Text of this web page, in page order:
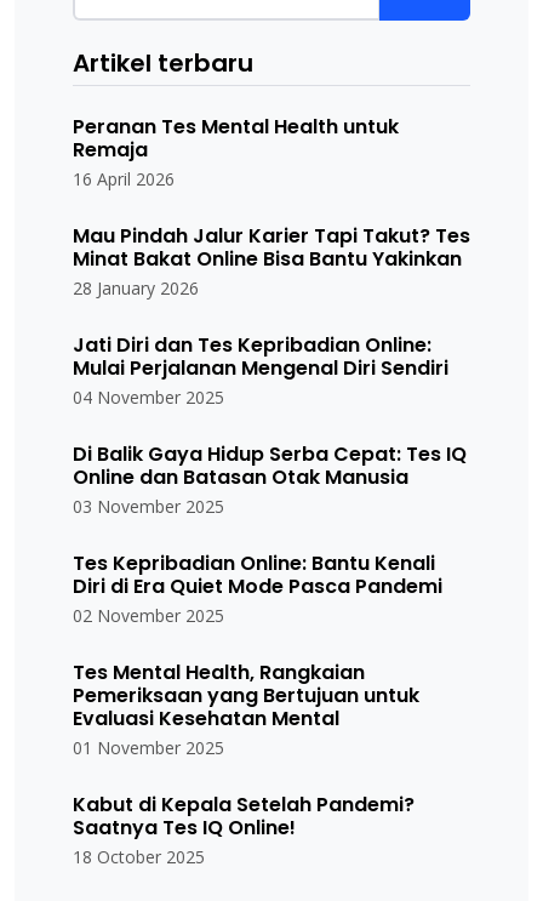
Artikel terbaru
Peranan Tes Mental Health untuk
Remaja
16 April 2026
Mau Pindah Jalur Karier Tapi Takut? Tes
Minat Bakat Online Bisa Bantu Yakinkan
28 January 2026
Jati Diri dan Tes Kepribadian Online:
Mulai Perjalanan Mengenal Diri Sendiri
04 November 2025
Di Balik Gaya Hidup Serba Cepat: Tes IQ
Online dan Batasan Otak Manusia
03 November 2025
Tes Kepribadian Online: Bantu Kenali
Diri di Era Quiet Mode Pasca Pandemi
02 November 2025
Tes Mental Health, Rangkaian
Pemeriksaan yang Bertujuan untuk
Evaluasi Kesehatan Mental
01 November 2025
Kabut di Kepala Setelah Pandemi?
Saatnya Tes IQ Online!
18 October 2025